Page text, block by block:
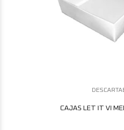
CAJAS LET IT VI